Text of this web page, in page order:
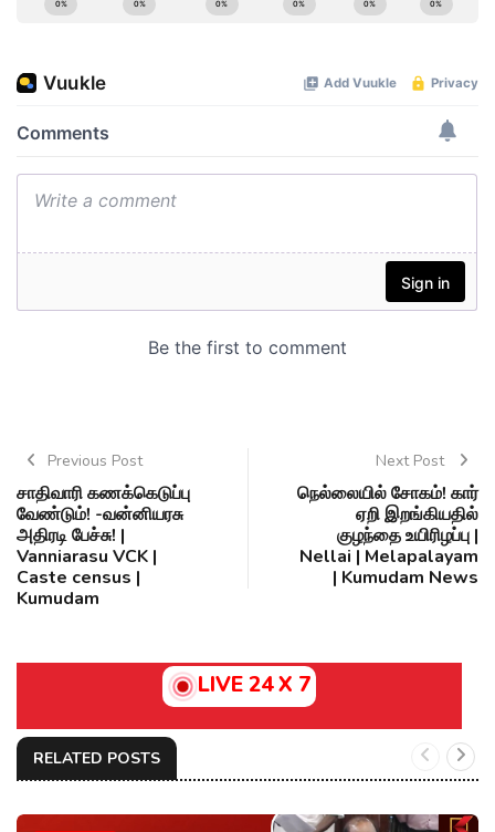
Previous Post
சாதிவாரி கணக்கெடுப்பு
வேண்டும்! -வன்னியரசு
அதிரடி பேச்சு! |
Vanniarasu VCK |
Caste census |
Kumudam
Next Post
நெல்லையில் சோகம்! கார்
ஏறி இறங்கியதில்
குழந்தை உயிரிழப்பு |
Nellai | Melapalayam
| Kumudam News
LIVE 24 X 7
RELATED POSTS